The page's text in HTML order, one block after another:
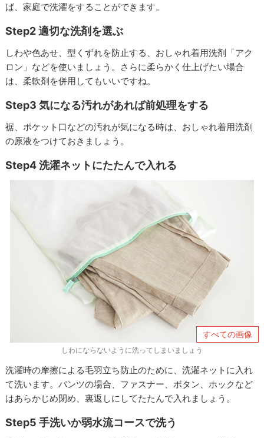
ば、家庭で洗濯をすることができます。
Step2 適切な洗剤を選ぶ
しわや色あせ、型くずれを防止する、おしゃれ着⽤洗剤「アク
ロン」などを使いましょう。さらに柔らかく仕上げたい場合
は、柔軟剤を併⽤してもいいですね。
Step3 気になる汚れがあれば前処理をする
裾、ポケット口などの汚れが気になる時は、おしゃれ着⽤洗剤
の原液をつけておきましょう。
Step4 洗濯ネットにたたんで入れる
すべての画像
しわにならないように洗ってしまいましょう
洗濯時の摩擦による⽑羽⽴ち防止のために、洗濯ネットに入れ
て洗います。パンツの場合、ファスナー、ボタン、ホックなど
はあらかじめ閉め、裏返しにしてたたんで入れましょう。
Step5 手洗いか弱水流コースで洗う